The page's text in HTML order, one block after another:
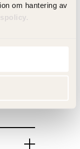
om hantering av